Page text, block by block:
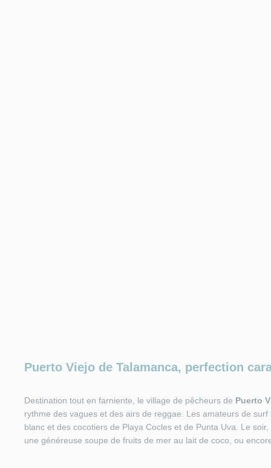
Puerto Viejo de Talamanca, perfection
Destination tout en farniente, le village de pêcheurs de Puerto
rythme des vagues et des airs de reggae. Les amateurs de
blanc et des cocotiers de Playa Cocles et de Punta Uva. Le
une généreuse soupe de fruits de mer au lait de coco, ou